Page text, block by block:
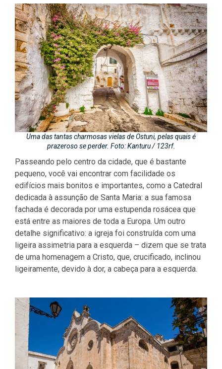
Uma das tantas charmosas vielas de Ostuni, pelas quais é
prazeroso se perder. Foto: Kanturu / 123rf.
Passeando pelo centro da cidade, que é bastante
pequeno, você vai encontrar com facilidade os
edifícios mais bonitos e importantes, como a Catedral
dedicada à assunção de Santa Maria: a sua famosa
fachada é decorada por uma estupenda rosácea que
está entre as maiores de toda a Europa. Um outro
detalhe significativo: a igreja foi construída com uma
ligeira assimetria para a esquerda – dizem que se trata
de uma homenagem a Cristo, que, crucificado, inclinou
ligeiramente, devido à dor, a cabeça para a esquerda.